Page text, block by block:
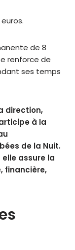
de 8
renforce de
ses temps
direction,
à la
de la Nuit.
assure la
financière,